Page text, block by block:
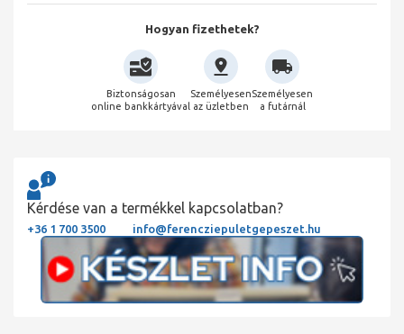
Hogyan fizethetek?
Biztonságosan
online bankkártyával
Személyesen
az üzletben
Személyesen
a futárnál
Kérdése van a termékkel kapcsolatban?
+36 1 700 3500 info@ferencziepuletgepeszet.hu